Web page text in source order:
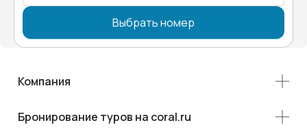
Выбрать номер
Компания
Бронирование туров на coral.ru